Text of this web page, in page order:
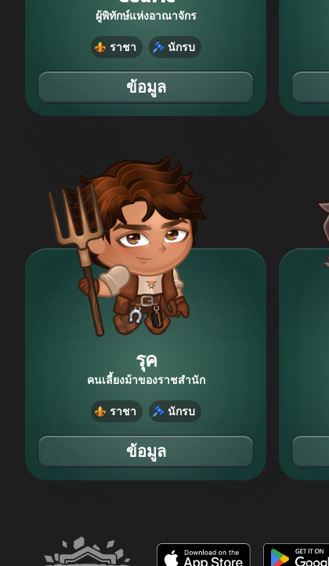
ผู้พิทักษ์แห่งอาณาจักร
ราชา นักรบ
ข้อมูล
รุค
คนเลี้ยงม้าของราชสำนัก
ราชา นักรบ
ข้อมูล